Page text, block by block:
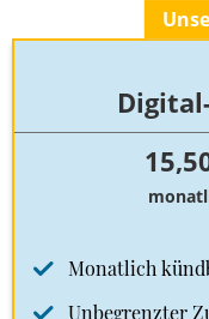
Monatlich
Unbegrenzter